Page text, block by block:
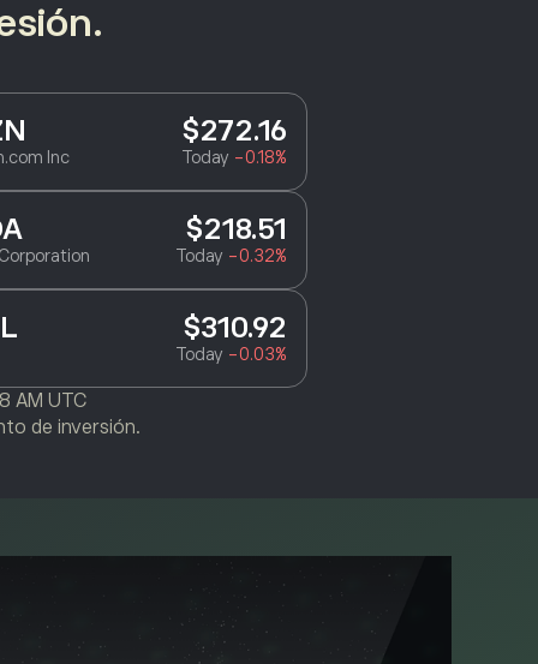
Inc
$272.16
Today -0.18%
$218.51
Today -0.32%
$310.92
Today -0.03%
AM UTC
de inversión.